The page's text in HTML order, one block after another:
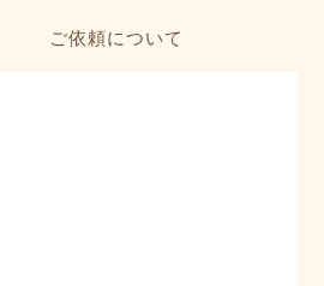
ご依頼について